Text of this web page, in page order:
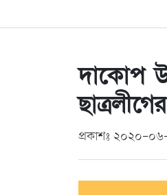
দাকোপ
প্রকাশঃ ২০২০-